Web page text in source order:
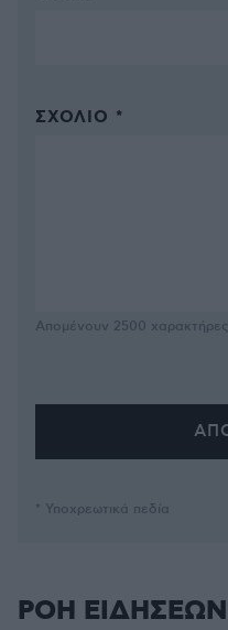
ΣΧΌΛΙΟ *
Απομένουν 2500 χαρακτήρες
* Υποχρεωτικά πεδία
ΡΟΗ ΕΙΔΗΣΕΩΝ